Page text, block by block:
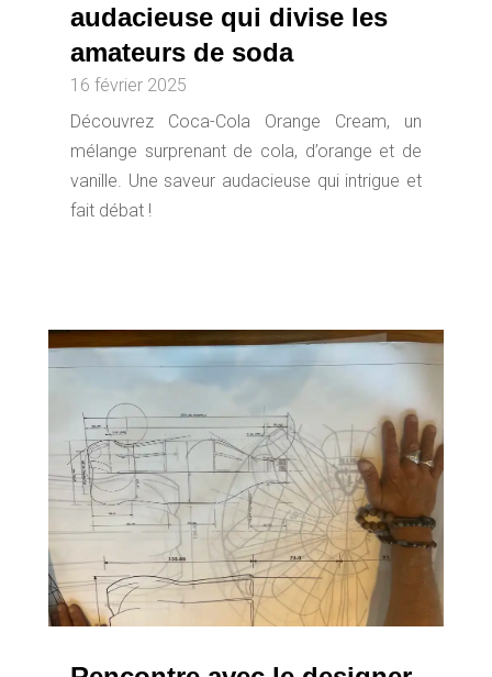
audacieuse qui divise les
amateurs de soda
16 février 2025
Découvrez Coca-Cola Orange Cream, un
mélange surprenant de cola, d’orange et de
vanille. Une saveur audacieuse qui intrigue et
fait débat !